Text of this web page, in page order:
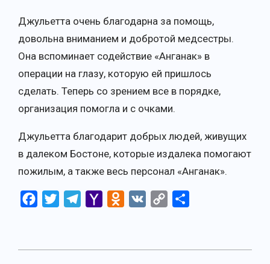
Джульетта очень благодарна за помощь,
довольна вниманием и добротой медсестры.
Она вспоминает содействие «Анганак» в
операции на глазу, которую ей пришлось
сделать. Теперь со зрением все в порядке,
организация помогла и с очками.
Джульетта благодарит добрых людей, живущих
в далеком Бостоне, которые издалека помогают
пожилым, а также весь персонал «Анганак».
Facebook
Twitter Telegram
Yahoo
Odnoklassniki
VK
Copy